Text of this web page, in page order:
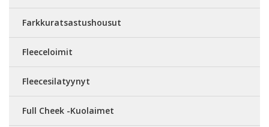
Farkkuratsastushousut
Fleeceloimit
Fleecesilatyynyt
Full Cheek -Kuolaimet